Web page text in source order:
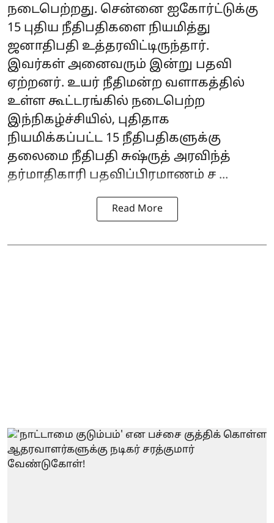
நடைபெற்றது. சென்னை ஐகோர்ட்டுக்கு
15 புதிய நீதிபதிகளை நியமித்து
ஜனாதிபதி உத்தரவிட்டிருந்தார்.
இவர்கள் அனைவரும் இன்று பதவி
ஏற்றனர். உயர் நீதிமன்ற வளாகத்தில்
உள்ள கூட்டரங்கில் நடைபெற்ற
இந்நிகழ்ச்சியில், புதிதாக
நியமிக்கப்பட்ட 15 நீதிபதிகளுக்கு
தலைமை நீதிபதி சுஷ்ருத் அரவிந்த்
தர்மாதிகாரி பதவிப்பிரமாணம் ச ...
Read More